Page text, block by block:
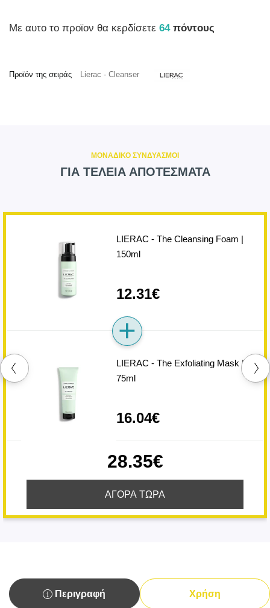
Mε αυτο το προϊον θα κερδίσετε 64 πόντους
Προϊόν της σειράς Lierac - Cleanser
ΜΟΝΑΔΙΚΟ ΣΥΝΔΥΑΣΜΟΙ
ΓΙΑ ΤΕΛΕΙΑ ΑΠΟΤΕΣΜΑΤΑ
LIERAC - The Cleansing Foam |
150ml
12.31€
LIERAC - The Exfoliating Mask |
75ml
16.04€
28.35€
ΑΓΟΡΑ ΤΩΡΑ
Περιγραφή Χρήση